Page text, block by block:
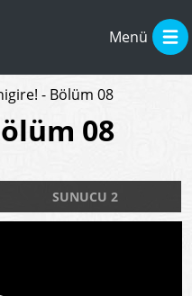
Menü
- Bölüm 08
08
SUNUCU 2